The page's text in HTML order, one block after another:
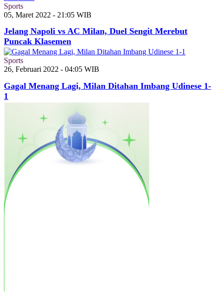
Sports
05, Maret 2022 - 21:05 WIB
Jelang Napoli vs AC Milan, Duel Sengit Merebut
Puncak Klasemen
Sports
26, Februari 2022 - 04:05 WIB
Gagal Menang Lagi, Milan Ditahan Imbang Udinese 1-
1